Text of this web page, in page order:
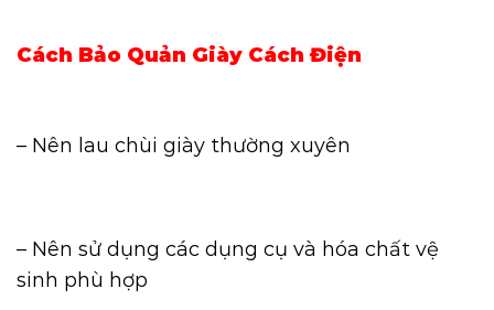
Cách Bảo Quản Giày Cách Điện
– Nên lau chùi giày thường xuyên
– Nên sử dụng các dụng cụ và hóa chất vệ
sinh phù hợp